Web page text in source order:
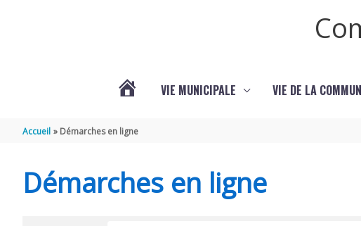
VIE MUNICIPALE VIE DE LA
Accueil Démarches en ligne
Démarches en ligne